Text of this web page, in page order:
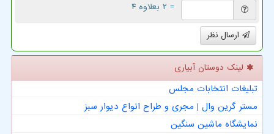
= ۲ بعلاوه ۴
ارسال نظر
لینک دوستان آبیاری
تبلیغات انتخابات مجلس
مستر گرین وال | مجری و طراح انواع دیوار سبز
نمایشگاه ماشین سنگین